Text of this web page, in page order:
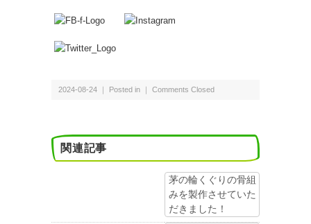
2024-08-24 ｜ Posted in ｜ Comments Closed
関連記事
茅の輪くぐりの骨組
みを製作させていた
だきました！